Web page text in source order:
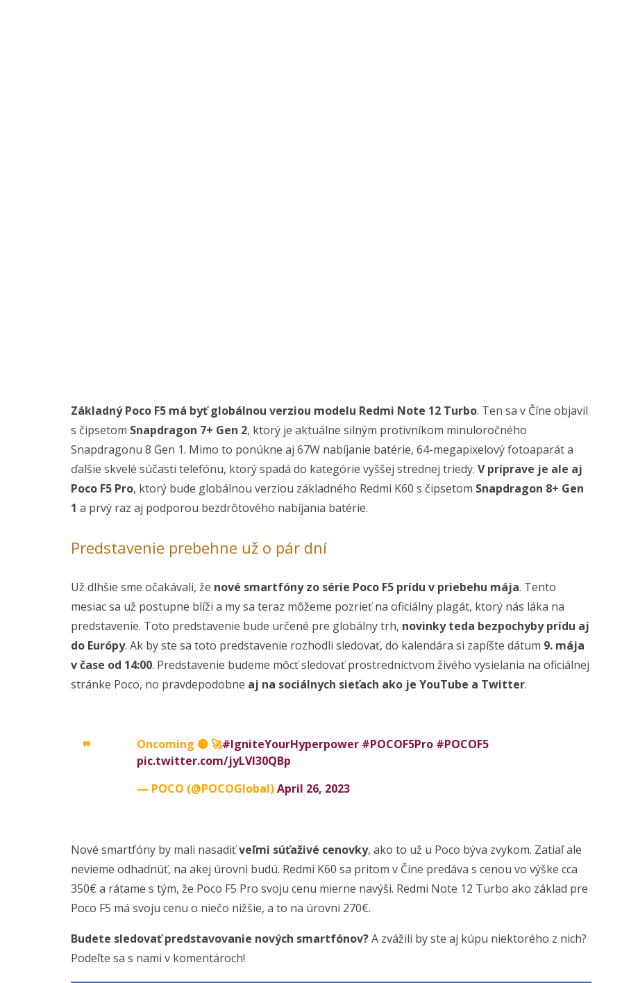
Základný Poco F5 má byť globálnou verziou modelu Redmi Note 12 Turbo. Ten sa v Číne objavil
s čipsetom Snapdragon 7+ Gen 2, ktorý je aktuálne silným protivníkom minuloročného
Snapdragonu 8 Gen 1. Mimo to ponúkne aj 67W nabíjanie batérie, 64-megapixelový fotoaparát a
ďalšie skvelé súčasti telefónu, ktorý spadá do kategórie vyššej strednej triedy. V príprave je ale aj
Poco F5 Pro, ktorý bude globálnou verziou základného Redmi K60 s čipsetom Snapdragon 8+ Gen
1 a prvý raz aj podporou bezdrôtového nabíjania batérie.
Predstavenie prebehne už o pár dní
Už dlhšie sme očakávali, že nové smartfóny zo série Poco F5 prídu v priebehu mája. Tento
mesiac sa už postupne blíži a my sa teraz môžeme pozrieť na oficiálny plagát, ktorý nás láka na
predstavenie. Toto predstavenie bude určené pre globálny trh, novinky teda bezpochyby prídu aj
do Európy. Ak by ste sa toto predstavenie rozhodli sledovať, do kalendára si zapíšte dátum 9. mája
v čase od 14:00. Predstavenie budeme môcť sledovať prostredníctvom živého vysielania na oficiálnej
stránke Poco, no pravdepodobne aj na sociálnych sieťach ako je YouTube a Twitter.
Oncoming 🟡 🚀#IgniteYourHyperpower #POCOF5Pro #POCOF5
pic.twitter.com/jyLVI30QBp
— POCO (@POCOGlobal)April 26, 2023
Nové smartfóny by mali nasadiťveľmi súťaživé cenovky, ako to už u Poco býva zvykom. Zatiaľ ale
nevieme odhadnúť, na akej úrovni budú. Redmi K60 sa pritom v Číne predáva s cenou vo výške cca
350€ a rátame s tým, že Poco F5 Pro svoju cenu mierne navýši. Redmi Note 12 Turbo ako základ pre
Poco F5 má svoju cenu o niečo nižšie, a to na úrovni 270€.
Budete sledovať predstavovanie nových smartfónov?A zvážili by ste aj kúpu niektorého z nich?
Podeľte sa s nami v komentároch!